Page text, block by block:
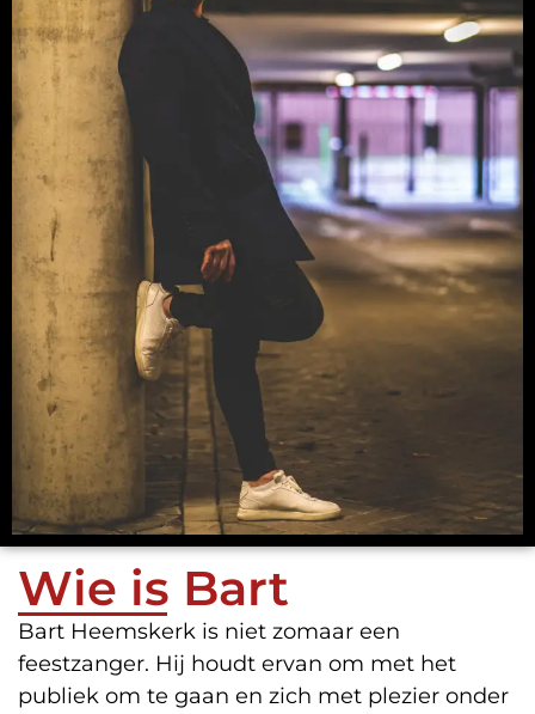
Wie is Bart
Bart Heemskerk is niet zomaar een
feestzanger. Hij houdt ervan om met het
publiek om te gaan en zich met plezier onder